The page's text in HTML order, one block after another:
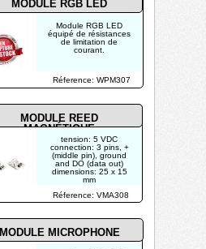
Réference: WPM307
Réference: VMA308
MODULE REED
MAGNÉTIQUE
MODULE RGB LED
MODULE MICROPHONE
tension: 5 VDC
connection: 3 pins, +
(middle pin), ground
and DO (data out)
dimensions: 25 x 15
mm
Module RGB LED
équipé de résistances
de limitation de
courant.